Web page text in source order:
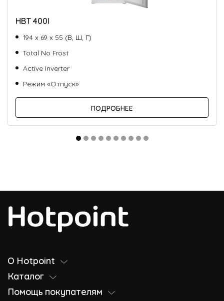
HBT 400I
194 х 69 х 55 (В, Ш, Г)
Total No Frost
Active Inverter
Режим «Отпуск»
ПОДРОБНЕЕ
О Hotpoint
Каталог
Помощь покупателям